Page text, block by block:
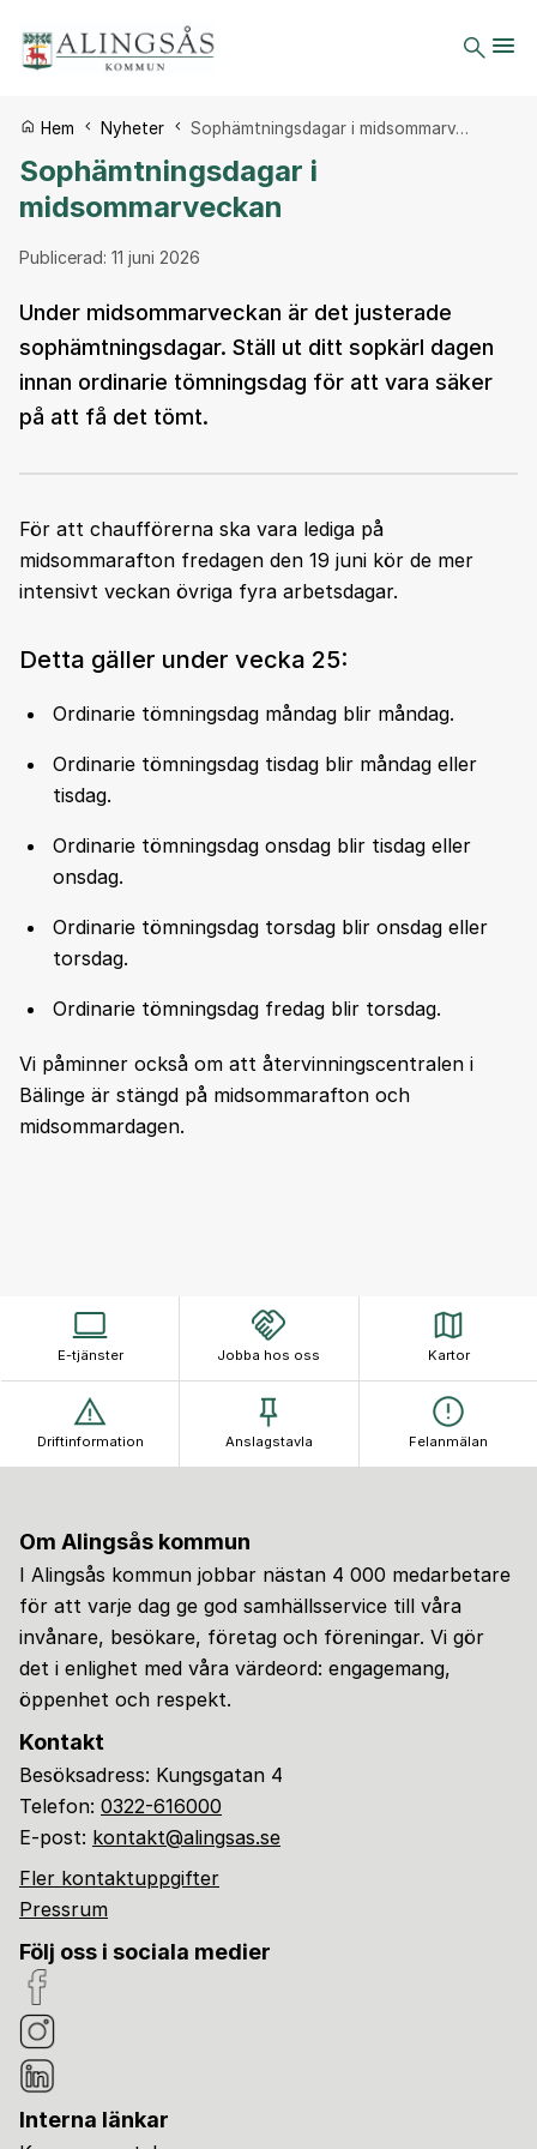
Du är här:
Hem Nyheter Sophämtningsdagar i midsommarv…
Sophämtningsdagar i
midsommarveckan
Publicerad: 11 juni 2026
Under midsommarveckan är det justerade
sophämtningsdagar. Ställ ut ditt sopkärl dagen
innan ordinarie tömningsdag för att vara säker
på att få det tömt.
För att chaufförerna ska vara lediga på
midsommarafton fredagen den 19 juni kör de mer
intensivt veckan övriga fyra arbetsdagar.
Detta gäller under vecka 25:
Ordinarie tömningsdag måndag blir måndag.
Ordinarie tömningsdag tisdag blir måndag eller
tisdag.
Ordinarie tömningsdag onsdag blir tisdag eller
onsdag.
Ordinarie tömningsdag torsdag blir onsdag eller
torsdag.
Ordinarie tömningsdag fredag blir torsdag.
Vi påminner också om att återvinningscentralen i
Bälinge är stängd på midsommarafton och
midsommardagen.
E-tjänster Jobba hos oss Kartor
Driftinformation Anslagstavla Felanmälan
Om Alingsås kommun
I Alingsås kommun jobbar nästan 4 000 medarbetare
för att varje dag ge god samhällsservice till våra
invånare, besökare, företag och föreningar. Vi gör
det i enlighet med våra värdeord: engagemang,
öppenhet och respekt.
Kontakt
Besöksadress: Kungsgatan 4
Telefon: 0322-616000
E-post: kontakt@alingsas.se
Fler kontaktuppgifter
Pressrum
Följ oss i sociala medier
Interna länkar